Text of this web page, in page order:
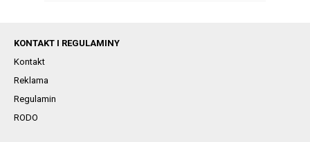
KONTAKT I REGULAMINY
Kontakt
Reklama
Regulamin
RODO